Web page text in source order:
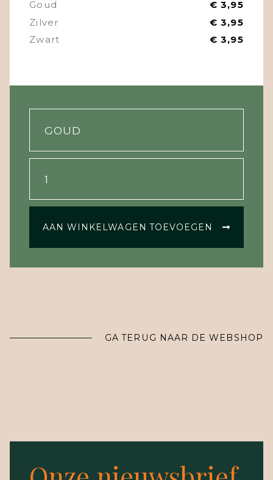
Goud
€ 3,95
Zilver
€ 3,95
Zwart
€ 3,95
AAN WINKELWAGEN TOEVOEGEN
GA TERUG NAAR DE WEBSHOP